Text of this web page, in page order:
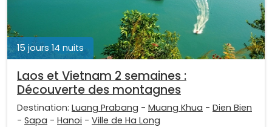
15 jours 14 nuits
Laos et Vietnam 2 semaines :
Découverte des montagnes
Destination: Luang Prabang - Muang Khua - Dien Bien
- Sapa - Hanoi - Ville de Ha Long